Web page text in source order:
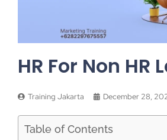
HR For Non HR
Training Jakarta December 28,
Table of Contents